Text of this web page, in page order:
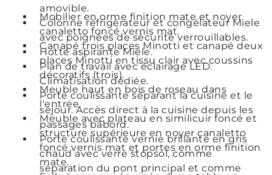
amovible.
Colonne réfrigérateur et congélateur Miele
avec poignées de sécurité verrouillables.
Hotte aspirante Miele.
Plan de travail avec éclairage LED.
Climatisation dédiée.
Porte coulissante séparant la cuisine et le
séjour. Accès direct à la cuisine depuis les
passages bâbord.
Porte coulissante vernie brillante en gris
chaud avec verre stopsol, comme
séparation du pont principal et comme
Mobilier en orme finition mate et noyer
canaletto foncé vernis mat.
Canapé trois places Minotti et canapé deux
places Minotti en tissu clair avec coussins
décoratifs (trois).
Meuble haut en bois de roseau dans
l'entrée.
Meuble avec plateau en similicuir foncé et
structure supérieure en noyer canaletto
foncé vernis mat et portes en orme finition
mate.